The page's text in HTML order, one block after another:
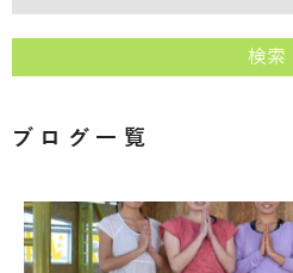
検索
ブログ一覧